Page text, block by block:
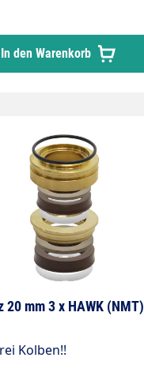
In den Warenkorb
mm 3 x HAWK (NMT)
Kolben!!